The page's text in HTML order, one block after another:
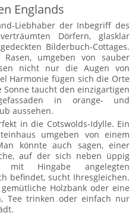
starten
Englands
Liebhaber der Inbegriff des
Dörfern, glasklar
Bilderbuch-Cottages.
umgeben von sauber
nicht nur die Augen von
Harmonie fügen sich die Orte
taucht den einzigartigen
in orange- und
aussehen.
in die Cotswolds-Idylle. Ein
umgeben von einem
könnte auch sagen, einer
auf der sich neben üppig
Hingabe angelegten
befindet, sucht Ihresgleichen.
Holzbank oder eine
Tee trinken oder einfach nur